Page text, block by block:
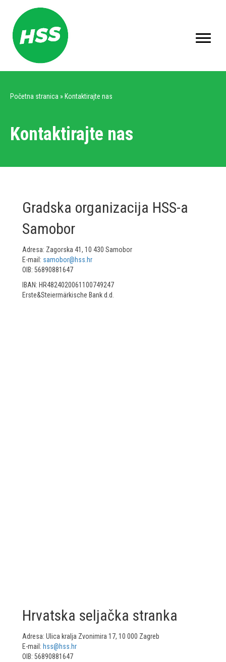
Početna stranica » Kontaktirajte nas
Kontaktirajte nas
Gradska organizacija HSS-a
Samobor
Adresa: Zagorska 41, 10 430 Samobor
E-mail: samobor@hss.hr
OIB: 56890881647
IBAN: HR4824020061100749247
Erste&Steiermärkische Bank d.d.
Hrvatska seljačka stranka
Adresa: Ulica kralja Zvonimira 17, 10 000 Zagreb
E-mail: hss@hss.hr
OIB: 56890881647